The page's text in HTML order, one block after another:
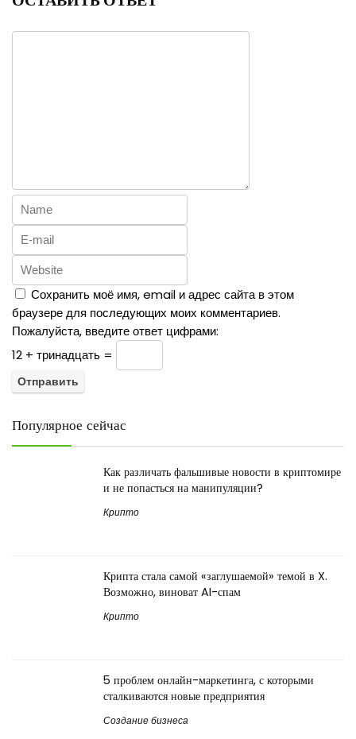
Сохранить моё имя, email и адрес сайта в этом
браузере для последующих моих комментариев.
Пожалуйста, введите ответ цифрами:
12 + тринадцать =
Популярное сейчас
Как различать фальшивые новости в криптомире
и не попасться на манипуляции?
Крипто
Крипта стала самой «заглушаемой» темой в X.
Возможно, виноват AI-спам
Крипто
5 проблем онлайн-маркетинга, с которыми
сталкиваются новые предприятия
Создание бизнеса